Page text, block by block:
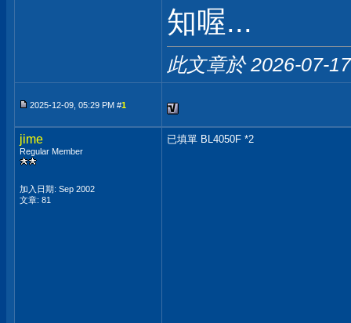
知喔...
此文章於 2026-07-
2025-12-09, 05:29 PM #1
jime
Regular Member
加入日期: Sep 2002
文章: 81
已填單 BL4050F *2